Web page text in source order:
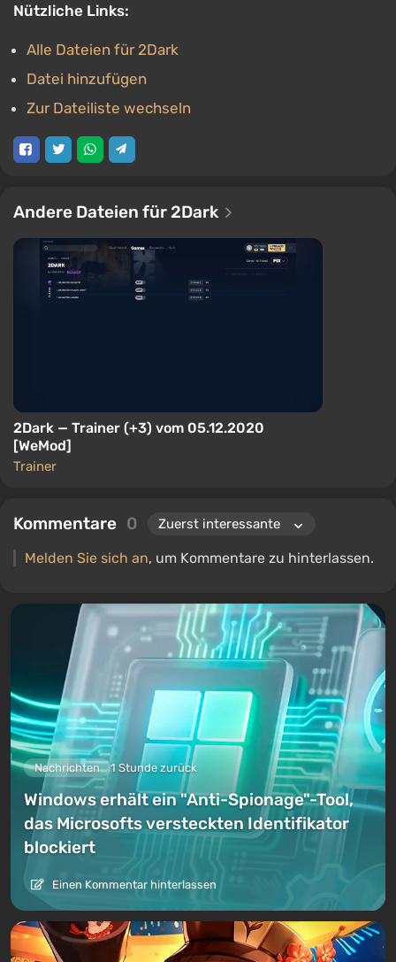
Nützliche Links:
Alle Dateien für 2Dark
Datei hinzufügen
Zur Dateiliste wechseln
Andere Dateien für 2Dark
2Dark — Trainer (+3) vom 05.12.2020
[WeMod]
Trainer
Kommentare 0
Melden Sie sich an, um Kommentare zu hinterlassen.
Nachrichten 1 Stunde zurück
Windows erhält ein "Anti-Spionage"-Tool,
das Microsofts versteckten Identifikator
blockiert
Einen Kommentar hinterlassen